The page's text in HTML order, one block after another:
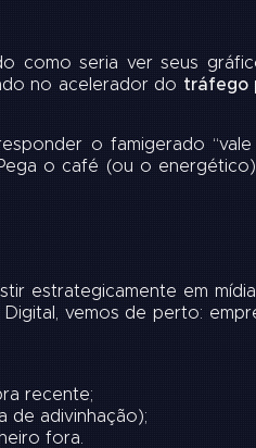
seria ver seus
no acelerador do tráfego
responder o famigerado
o café (ou o
estrategicamente em
vemos de perto:
recente;
de adivinhação);
fora.